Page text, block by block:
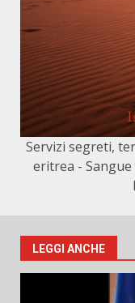
Servizi segreti,
eritrea -
LEGGI ANCHE